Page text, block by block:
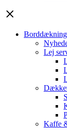
Lej
Kaffe